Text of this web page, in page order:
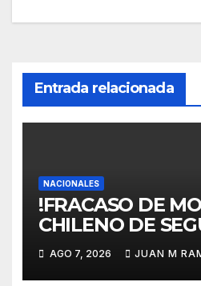
Entrada relacionada
NACIONALES
!FRACASO DE
CHILENO DE
SOCIAL! Plantean
transformación
AGO 7, 2026 JUAN M